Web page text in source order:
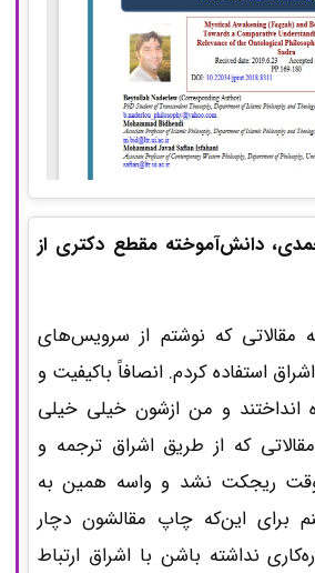
دانش‌آموخته مقطع دکتری از
مقالاتی که نوشتم از سرویس‌های
استفاده کردم. انصافاً باکیفیت و
انداختند و من ازشون خیلی خیلی
که از طریق اشراق ترجمه و
ریجکت نشد و واسه همین به
برای این‌که چاپ مقالشون دچار
نداشته باشن با اشراق ارتباط